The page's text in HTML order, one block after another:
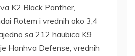
K2 Black Panther,
Rotem i vrednih oko 3,4
sa 212 haubica K9
Hanhva Defense, vrednih